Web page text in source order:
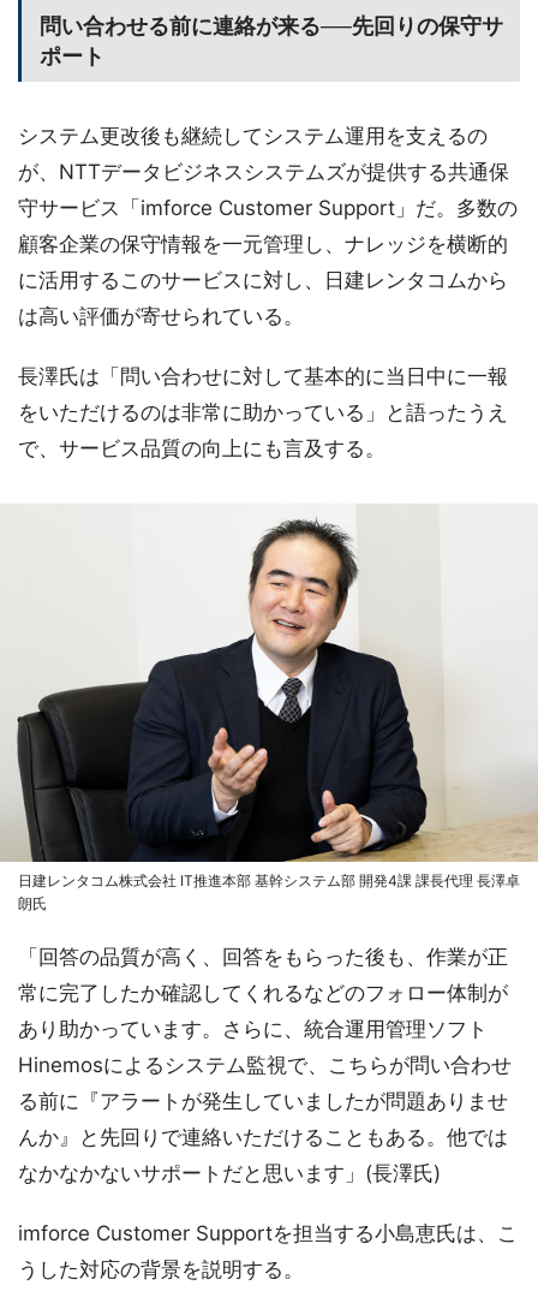
問い合わせる前に連絡が来る──先回りの保守サ
ポート
システム更改後も継続してシステム運用を支えるの
が、NTTデータビジネスシステムズが提供する共通保
守サービス「imforce Customer Support」だ。多数の
顧客企業の保守情報を一元管理し、ナレッジを横断的
に活用するこのサービスに対し、日建レンタコムから
は高い評価が寄せられている。
長澤氏は「問い合わせに対して基本的に当日中に一報
をいただけるのは非常に助かっている」と語ったうえ
で、サービス品質の向上にも言及する。
日建レンタコム株式会社 IT推進本部 基幹システム部 開発4課 課長代理 長澤卓
朗氏
「回答の品質が高く、回答をもらった後も、作業が正
常に完了したか確認してくれるなどのフォロー体制が
あり助かっています。さらに、統合運用管理ソフト
Hinemosによるシステム監視で、こちらが問い合わせ
る前に『アラートが発生していましたが問題ありませ
んか』と先回りで連絡いただけることもある。他では
なかなかないサポートだと思います」(長澤氏)
imforce Customer Supportを担当する小島恵氏は、こ
うした対応の背景を説明する。